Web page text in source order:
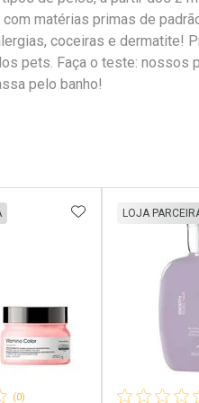
matérias primas de
coceiras e dermatite!
pets. Faça o teste: nossos
pelo banho!
(0)
ADICIONAR AOS
LOJA